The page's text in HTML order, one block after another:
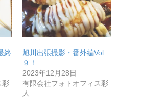
様はこちら
終
彩
旭川出張撮影・番外編Vol
９！
2023年12月28日
有限会社フォトオフィス彩
人